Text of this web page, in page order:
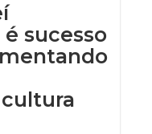
sucesso